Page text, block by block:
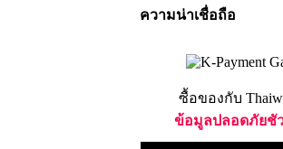
ความน่าเชื่อถือ
ซื้อของกับ
ข้อมูลปลอดภัยชัว